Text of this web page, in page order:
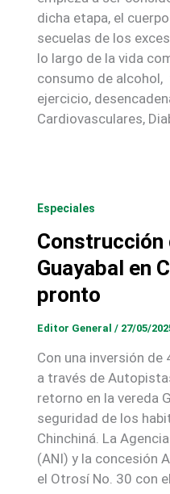
dicha etapa, el
secuelas de los
lo largo de la vida
consumo de
ejercicio,
Cardiovasculares,
Especiales
Construcción
Guayabal en
pronto
Editor General / 27/05/
Con una inversión de
a través de
retorno en la vereda
seguridad de los
Chinchiná. La
(ANI) y la concesión
el Otrosí No. 30 con